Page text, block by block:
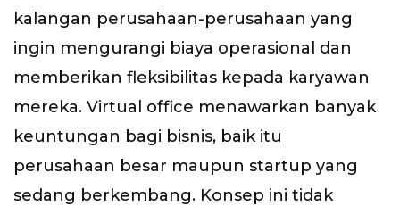
kalangan perusahaan-perusahaan yang
ingin mengurangi biaya operasional dan
memberikan fleksibilitas kepada karyawan
mereka. Virtual office menawarkan banyak
keuntungan bagi bisnis, baik itu
perusahaan besar maupun startup yang
sedang berkembang. Konsep ini tidak